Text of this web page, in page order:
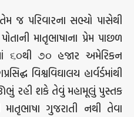
તેમ જ પરિવારના સભ્યો પાસેથી
માતૃભાષાના પ્રેમ પાછળ
૬૦થી ૭૦ હજાર અમેરિકન
વિશ્વવિઘાલય હાર્વર્ડમાંથી
ઊભું રહી શકે તેવું મહામૂલું પુસ્તક
ગુજરાતી નથી તેવા